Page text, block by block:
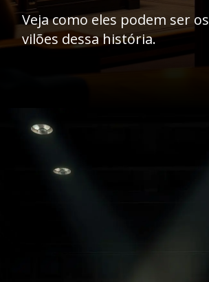
Veja como eles podem ser
vilões dessa história.
Opening